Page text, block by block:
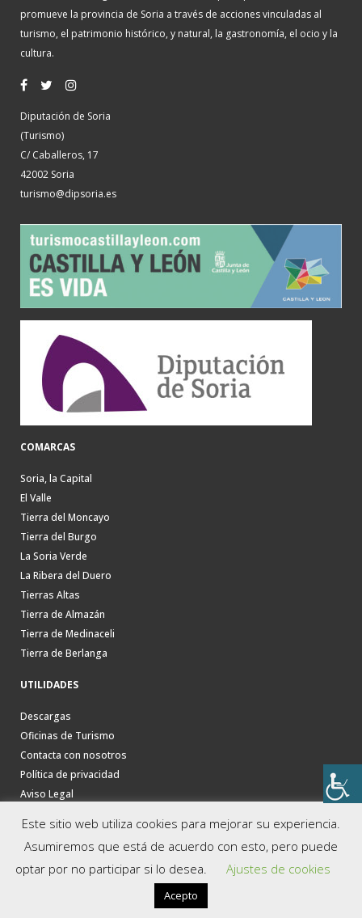
promueve la provincia de Soria a través de acciones vinculadas al
turismo, el patrimonio histórico, y natural, la gastronomía, el ocio y la
cultura.
Diputación de Soria
(Turismo)
C/ Caballeros, 17
42002 Soria
turismo@dipsoria.es
COMARCAS
Soria, la Capital
El Valle
Tierra del Moncayo
Tierra del Burgo
La Soria Verde
La Ribera del Duero
Tierras Altas
Tierra de Almazán
Tierra de Medinaceli
Tierra de Berlanga
UTILIDADES
Descargas
Oficinas de Turismo
Contacta con nosotros
Política de privacidad
Aviso Legal
Este sitio web utiliza cookies para mejorar su experiencia.
Asumiremos que está de acuerdo con esto, pero puede
optar por no participar si lo desea.
Ajustes de cookies
Acepto